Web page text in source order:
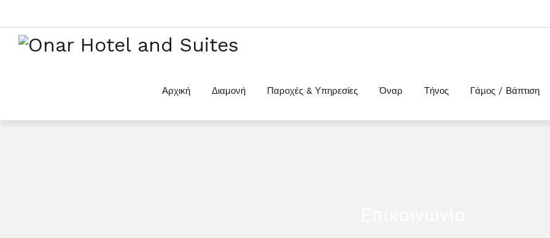
Αρχική Διαμονή Παροχές & Υπηρεσίες Όναρ Τήνος Γάμος / Βάπτιση